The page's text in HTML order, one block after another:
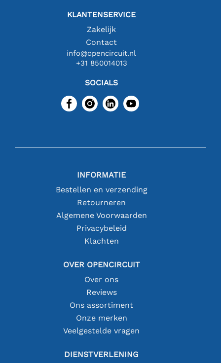
KLANTENSERVICE
Zakelijk
Contact
info@opencircuit.nl
+31 850014013
SOCIALS
INFORMATIE
Bestellen en verzending
Retourneren
Algemene Voorwaarden
Privacybeleid
Klachten
OVER OPENCIRCUIT
Over ons
Reviews
Ons assortiment
Onze merken
Veelgestelde vragen
DIENSTVERLENING